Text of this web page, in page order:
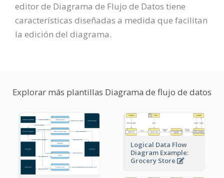
editor de Diagrama de Flujo de Datos tiene
características diseñadas a medida que facilitan
la edición del diagrama.
Explorar más plantillas Diagrama de flujo de datos
Logical Data Flow
Diagram Example:
Grocery Store